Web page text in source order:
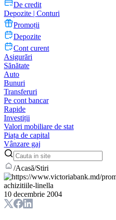
De credit
Depozite | Conturi
Promoții
Depozite
Cont curent
Asigurări
Sănătate
Auto
Bunuri
Transferuri
Pe cont bancar
Rapide
Investiții
Valori mobiliare de stat
Piața de capital
Vânzare gaj
/Acasă/Stiri
10 decembrie 2004